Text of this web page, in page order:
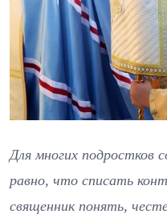
Для многих подростков
равно, что списать
священник понять,